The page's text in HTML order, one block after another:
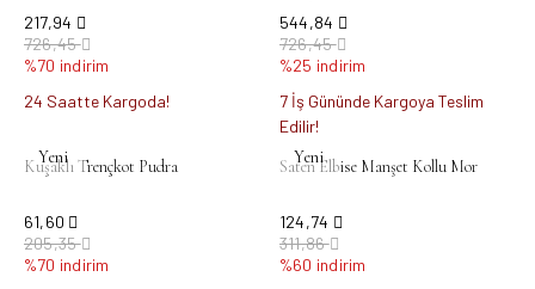
217,94
726,45
%70 indirim
24 Saatte Kargoda!
544,84
726,45
%25 indirim
7 İş Gününde Kargoya Teslim
Edilir!
Yeni
Kuşaklı Trençkot Pudra
61,60
205,35
%70 indirim
Yeni
Saten Elbise Manşet Kollu Mor
124,74
311,86
%60 indirim